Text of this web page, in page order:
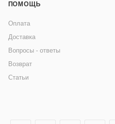
ПОМОЩЬ
Оплата
Доставка
Вопросы - ответы
Возврат
Статьи